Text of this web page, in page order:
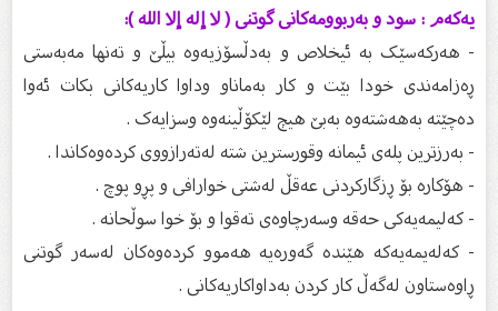
یەکەم : سود و بەربوومەکانی گوتنی ( لا إله إلا الله ):
- هەرکەسێک بە ئیخلاص و بەدڵسۆزیەوە بیڵێ و تەنها مەبەستی
ڕەزامەندی خودا بێت و کار بەماناو وداوا کاریەکانی بکات ئەوا
دەچێتە بەهەشتەوە بەبێ هیچ لێکۆڵینەوە وسزایەک .
- بەرزترین پلەی ئیمانە وقورسترین شتە لەتەرازووی کردەوەکاندا .
- هۆکاره بۆ ڕزگارکردنی عەقڵ لەشتی خوارافی و پڕو پوچ .
- کەلیمەیەکی حەقە وسەرچاوەی تەقوا و بۆ خوا سوڵحانە .
- کەلەیمەیەکە هێندە گەورەیە هەموو کردەوەکان لەسەر گوتنی
ڕاوەستاون لەگەڵ کار کردن بەداواکاریەکانی .